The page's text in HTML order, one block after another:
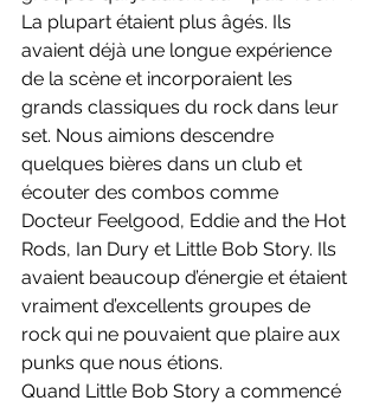
La plupart étaient plus âgés. Ils
avaient déjà une longue expérience
de la scène et incorporaient les
grands classiques du rock dans leur
set. Nous aimions descendre
quelques bières dans un club et
écouter des combos comme
Docteur Feelgood, Eddie and the Hot
Rods, Ian Dury et Little Bob Story. Ils
avaient beaucoup d’énergie et étaient
vraiment d’excellents groupes de
rock qui ne pouvaient que plaire aux
punks que nous étions.
Quand Little Bob Story a commencé